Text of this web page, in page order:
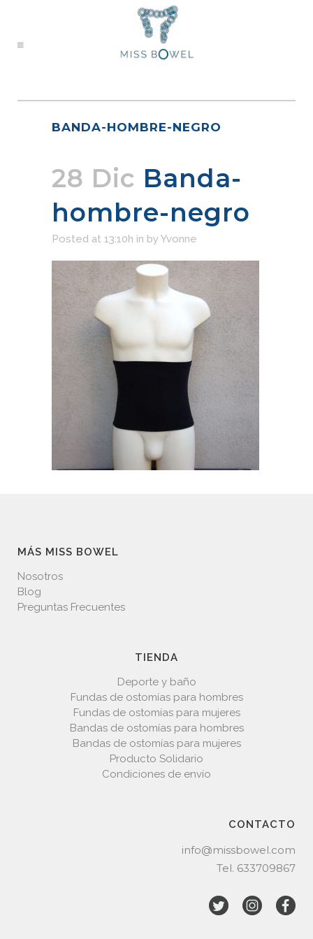
BANDA-HOMBRE-NEGRO
28 Dic Banda-
hombre-negro
Posted at 13:10h in by Yvonne
MÁS MISS BOWEL
Nosotros
Blog
Preguntas Frecuentes
TIENDA
Deporte y baño
Fundas de ostomías para hombres
Fundas de ostomías para mujeres
Bandas de ostomías para hombres
Bandas de ostomías para mujeres
Producto Solidario
Condiciones de envío
CONTACTO
info@missbowel.com
Tel. 633709867